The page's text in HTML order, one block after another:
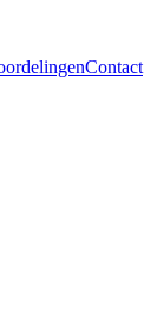
Contact